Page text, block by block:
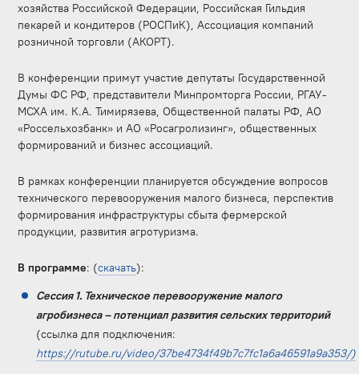
хозяйства Российской Федерации, Российская Гильдия
пекарей и кондитеров (РОСПиК), Ассоциация компаний
розничной торговли (АКОРТ).
В конференции примут участие депутаты Государственной
Думы ФС РФ, представители Минпромторга России, РГАУ-
МСХА им. К.А. Тимирязева, Общественной палаты РФ, АО
«Россельхозбанк» и АО «Росагролизинг», общественных
формирований и бизнес ассоциаций.
В рамках конференции планируется обсуждение вопросов
технического перевооружения малого бизнеса, перспектив
формирования инфраструктуры сбыта фермерской
продукции, развития агротуризма.
В программе: (скачать):
Сессия 1. Техническое перевооружение малого
агробизнеса – потенциал развития сельских территорий
(ссылка для подключения:
https://rutube.ru/video/37be4734f49b7c7fc1a6a46591a9a353/)